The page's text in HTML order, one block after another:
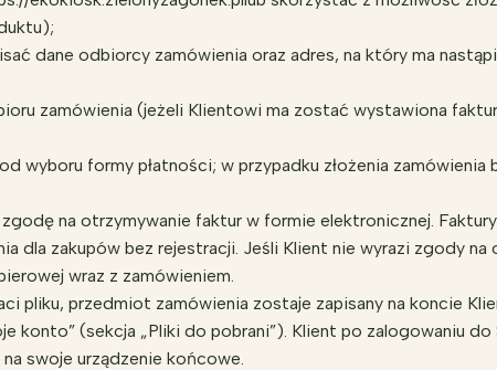
dane odbiorcy zamówienia oraz adres, na który ma
zamówienia (jeżeli Klientowi ma zostać wystawiona
wyboru formy płatności; w przypadku złożenia
na otrzymywanie faktur w formie elektronicznej.
dla zakupów bez rejestracji. Jeśli Klient nie wyrazi zgody
wraz z zamówieniem.
pliku, przedmiot zamówienia zostaje zapisany na koncie
konto” (sekcja „Pliki do pobrani”). Klient po zalogowaniu
swoje urządzenie końcowe.